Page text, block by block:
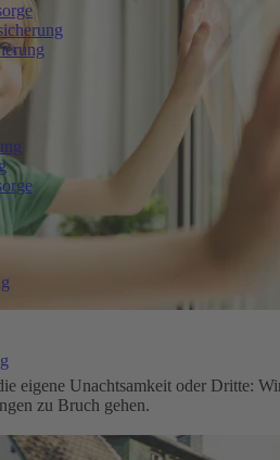
eigene Unachtsamkeit oder Dritte:
zu Bruch gehen.